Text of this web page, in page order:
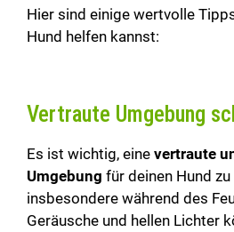
Hier sind einige wertvolle
Hund helfen kannst:
Vertraute Umgebung
Es ist wichtig, eine vertraute
Umgebung für deinen Hund
insbesondere während des
Geräusche und hellen Lichter